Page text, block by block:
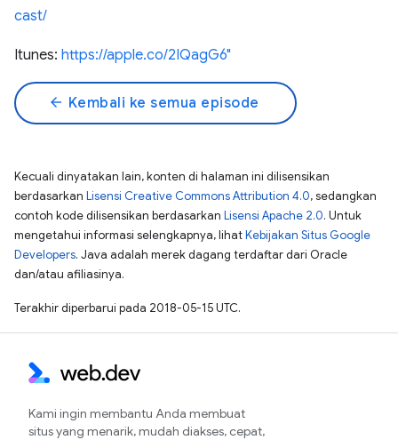
cast/
Itunes: https://apple.co/2IQagG6"
arrow_back Kembali ke semua episode
Kecuali dinyatakan lain, konten di halaman ini dilisensikan
berdasarkan Lisensi Creative Commons Attribution 4.0, sedangkan
contoh kode dilisensikan berdasarkan Lisensi Apache 2.0. Untuk
mengetahui informasi selengkapnya, lihatKebijakan Situs Google
Developers. Java adalah merek dagang terdaftar dari Oracle
dan/atau afiliasinya.
Terakhir diperbarui pada 2018-05-15 UTC.
Kami ingin membantu Anda membuat
situs yang menarik, mudah diakses, cepat,